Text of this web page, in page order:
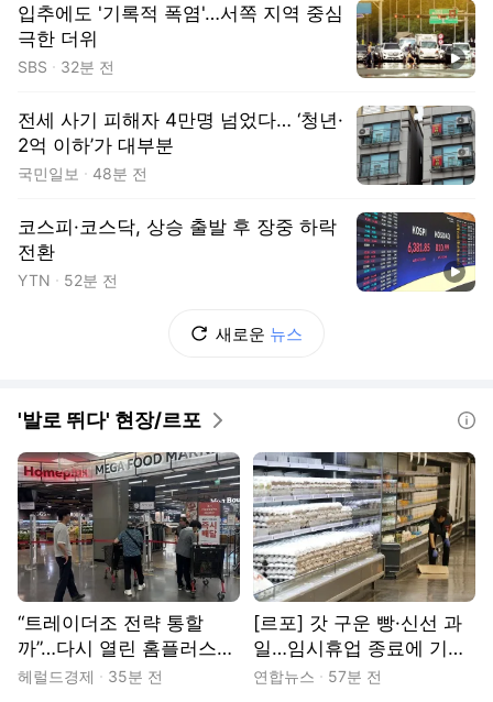
입추에도 '기록적 폭염'…서쪽 지역 중심
극한 더위
SBS 32분 전
전세 사기 피해자 4만명 넘었다… ‘청년·
2억 이하’가 대부분
국민일보 48분 전
코스피·코스닥, 상승 출발 후 장중 하락
전환
YTN 52분 전
새로운 뉴스
'발로 뛰다' 현장/르포
“트레이더조 전략 통할
까”…다시 열린 홈플러스
가보니 [르포]
헤럴드경제 35분 전
[르포] 갓 구운 빵·신선 과
일…임시휴업 종료에 기대
감 가득 홈플러스
연합뉴스 57분 전